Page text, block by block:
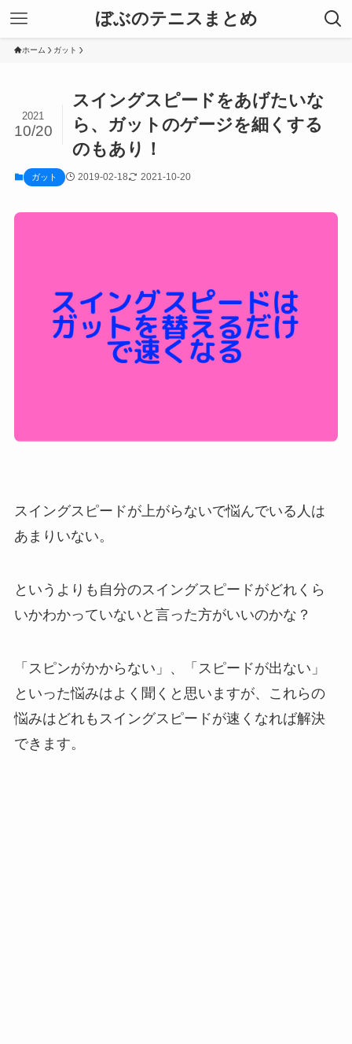
ぼぶのテニスまとめ
ホーム ガット
スイングスピードをあげたいな
ら、ガットのゲージを細くする
のもあり！
2021
10/20
ガット 2019-02-18 2021-10-20
スイングスピードが上がらないで悩んでいる人は
あまりいない。
というよりも自分のスイングスピードがどれくら
いかわかっていないと言った方がいいのかな？
「スピンがかからない」、「スピードが出ない」
といった悩みはよく聞くと思いますが、これらの
悩みはどれもスイングスピードが速くなれば解決
できます。